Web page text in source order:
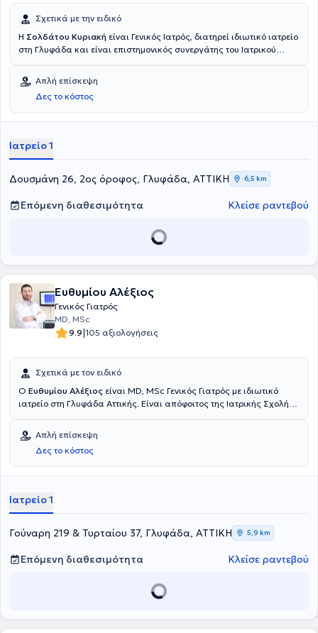
Σχετικά με την ειδικό
Η Σολδάτου Κυριακή είναι Γενικός Ιατρός, διατηρεί ιδιωτικό ιατρείο
στη Γλυφάδα και είναι επιστημονικός συνεργάτης του Ιατρικού
Πανεπιστημίου Πατρών και κάτοχος Μεταπτυχιακού Διπλώματος
στη Σύγχρονη Κλινικοεργαστηριακή Προσέγγιση στον Καρκίνο του
Πνεύμονα από το Γενικό Νοσοκομείο Νοσημάτων Θώρακος "Η
ΣΩΤΗΡΙA". Τέλος, ειδικεύτηκε στην γενική και οικογενειακή ιατρική
στο Cambridge University από το hospital Addenbrooke's.
Απλή επίσκεψη
Δες το κόστος
Ιατρείο 1
Δουσμάνη 26, 2ος όροφος, Γλυφάδα, ΑΤΤΙΚΗ 6,5 km
Επόμενη διαθεσιμότητα Κλείσε ραντεβού
Ευθυμίου Αλέξιος
Γενικός Γιατρός
MD, MSc
9.9|105 αξιολογήσεις
Σχετικά με τον ειδικό
Ο Ευθυμίου Αλέξιος είναι MD, MSc Γενικός Γιατρός με ιδιωτικό
ιατρείο στη Γλυφάδα Αττικής. Είναι απόφοιτος της Ιατρικής Σχολής
διαθέτει και πιστοποιητικό πρώτων βοηθειών και χρήσης
εξωτερικού απινιδωτή (BLS/AED). Διαθέτει πολυετή επαγγελματική
εμπειρία, καθώς είναι Συνεργάτης - Γιατρός στις εταιρείες ΕΚΑΒΗ
και Eurodiet Med, ενώ έχει υπάρξει Επιστημονικός Συνεργάτης του
Επειγόντων, Διαβητολογικού και Μαιευτικού Τμήματος του Κέντρου
Υγείας Μαρκόπουλου. Τέλος, ο γιατρός είναι μέλος της Ελληνικής
Απλή επίσκεψη
Δες το κόστος
Ιατρείο 1
Γούναρη 219 & Τυρταίου 37, Γλυφάδα, ΑΤΤΙΚΗ 5,9 km
Επόμενη διαθεσιμότητα Κλείσε ραντεβού